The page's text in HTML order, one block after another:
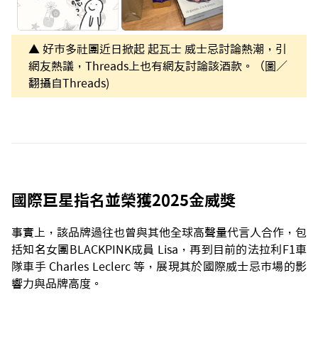
▲ 好市多社團近日掀起 起瓦士 威士忌討論熱潮，引
網友熱議，Threads上也有網友討論該酒款。（圖／
翻攝自Threads)
國際巨星指名並榮獲2025金威獎
事實上，該品牌過往也曾與其他全球高聲量代言人合作，包
括知名女團BLACKPINK成員 Lisa，再到目前的法拉利F1車
隊車手 Charles Leclerc 等，展現其於國際威士忌市場的影
響力與品牌高度。